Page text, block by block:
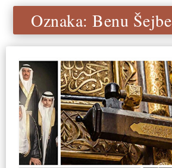
Oznaka:Benu Šejbe